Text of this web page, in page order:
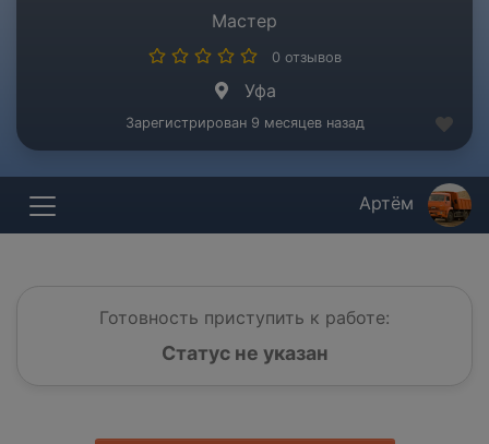
Мастер
0 отзывов
Уфа
Зарегистрирован 9 месяцев назад
Артём
Готовность приступить к работе:
Статус не указан